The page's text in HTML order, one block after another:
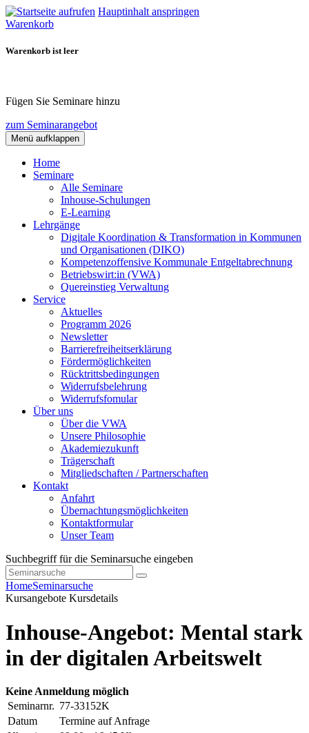
Hauptinhalt anspringen
Warenkorb
Warenkorb ist leer
Fügen Sie Seminare hinzu
zum Seminarangebot
Menü aufklappen
Home
Seminare
Alle Seminare
Inhouse-Schulungen
E-Learning
Lehrgänge
Digitale Koordination & Transformation in Kommunen
und Organisationen (DIKO)
Kompetenzoffensive Kommunale Entgeltabrechnung
Betriebswirt:in (VWA)
Quereinstieg Verwaltung
Service
Aktuelles
Programm 2026
Newsletter
Barrierefreiheitserklärung
Fördermöglichkeiten
Rücktrittsbedingungen
Widerrufsbelehrung
Widerrufsfomular
Über uns
Über die VWA
Unsere Philosophie
Akademiezukunft
Trägerschaft
Mitgliedschaften / Partnerschaften
Kontakt
Anfahrt
Übernachtungsmöglichkeiten
Kontaktformular
Unser Team
Suchbegriff für die Seminarsuche eingeben
HomeSeminarsuche
Kursangebote Kursdetails
Inhouse-Angebot: Mental stark
in der digitalen Arbeitswelt
Keine Anmeldung möglich
Seminarnr. 77-33152K
Datum
Termine auf Anfrage